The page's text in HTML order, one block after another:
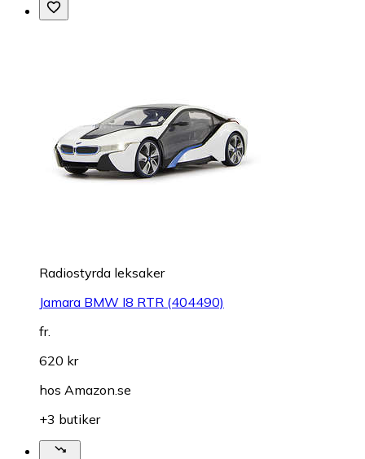
Radiostyrda leksaker
Jamara BMW I8 RTR (404490)
fr.
620 kr
hos Amazon.se
+3 butiker